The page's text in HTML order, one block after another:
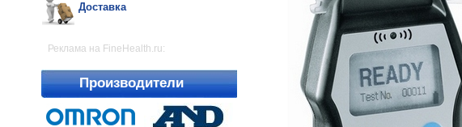
Доставка
Реклама на FineHealth.ru:
Производители